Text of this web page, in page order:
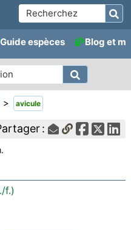
Guide espèces Blog et
> avicule
:
f.)